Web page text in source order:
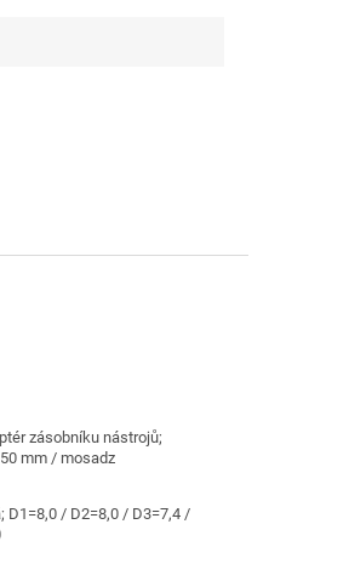
zásobníku nástrojů;
mm / mosadz
D1=8,0 / D2=8,0 / D3=7,4 /